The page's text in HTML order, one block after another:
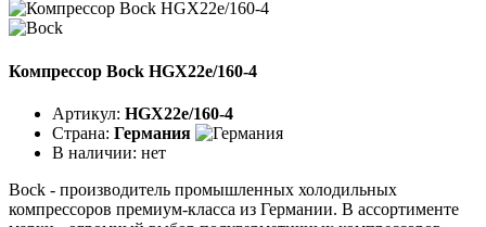
Компрессор Bock HGX22e/160-4
Артикул: HGX22e/160-4
Страна: Германия
В наличии: нет
Bock - производитель промышленных холодильных
компрессоров премиум-класса из Германии. В ассортименте